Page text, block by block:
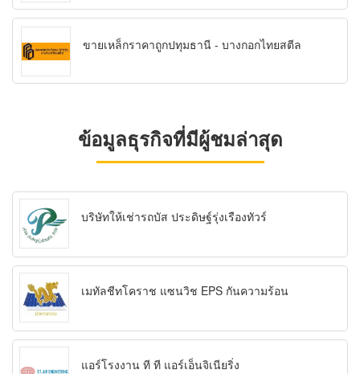
ขายเหล็กราคาถูกปทุมธานี - บางกอกไทยสตีล
ข้อมูลธุรกิจที่มีผู้ชมล่าสุด
บริษัทให้เช่ารถบัส ประดิษฐ์รุ่งเรืองทัวร์
เมทัลชีทโคราช แซนวิช EPS กันความร้อน
แอร์โรงงาน ที ที แอร์เอ็นจิเนียริ่ง